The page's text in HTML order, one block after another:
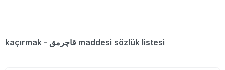
kaçırmak - قاچرمق maddesi sözlük listesi